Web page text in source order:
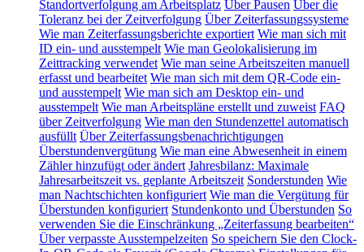
Standortverfolgung am Arbeitsplatz Über Pausen Über die
Toleranz bei der Zeitverfolgung Über Zeiterfassungssysteme
Wie man Zeiterfassungsberichte exportiert Wie man sich mit
ID ein- und ausstempelt Wie man Geolokalisierung im
Zeittracking verwendet Wie man seine Arbeitszeiten manuell
erfasst und bearbeitet Wie man sich mit dem QR-Code ein-
und ausstempelt Wie man sich am Desktop ein- und
ausstempelt Wie man Arbeitspläne erstellt und zuweist FAQ
über Zeitverfolgung Wie man den Stundenzettel automatisch
ausfüllt Über Zeiterfassungsbenachrichtigungen
Überstundenvergütung Wie man eine Abwesenheit in einem
Zähler hinzufügt oder ändert Jahresbilanz: Maximale
Jahresarbeitszeit vs. geplante Arbeitszeit Sonderstunden Wie
man Nachtschichten konfiguriert Wie man die Vergütung für
Überstunden konfiguriert Stundenkonto und Überstunden So
verwenden Sie die Einschränkung „Zeiterfassung bearbeiten“
Über verpasste Ausstempelzeiten So speichern Sie den Clock-